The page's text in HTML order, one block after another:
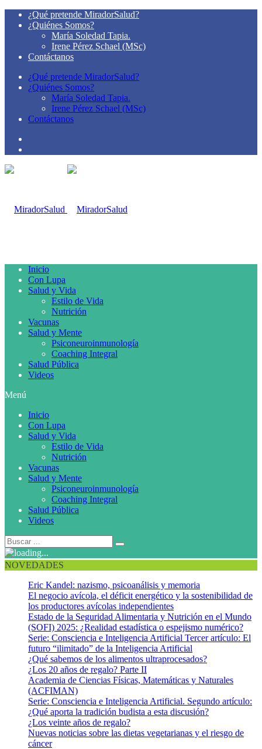
¿Qué pretende MiradorSalud?
¿Quiénes Somos?
María Soledad Tapia.
Irene Pérez Schael (MSc)
Contáctanos
¿Qué pretende MiradorSalud?
¿Quiénes Somos?
María Soledad Tapia.
Irene Pérez Schael (MSc)
Contáctanos
Inicio
Con Lupa
Salud y Vida
Estilo de Vida
Nutrición
Vacunas
Salud y Mente
Psiconeuroinmunología
Coaching Integral
Salud Pública
Videos
Menú
Inicio
Con Lupa
Salud y Vida
Estilo de Vida
Nutrición
Vacunas
Salud y Mente
Psiconeuroinmunología
Coaching Integral
Salud Pública
Videos
NOVEDADES
Eric Kandel: nazismo, psicoanálisis y memoria
El negocio avícola, el déficit energético y la sostenibilidad de
los productores avícolas independientes
Estado de la Seguridad Alimentaria y Nutrición en el Mundo
(SOFI) 2025: ¿Realidad estadística o espejismo numérico?
Serie: Consciencia e Inteligencia Artificial Tercer artículo: El
futuro “ilimitado” de la Inteligencia Artificial
¿Qué sabemos de los alimentos ultraprocesados?
¿Los 20 años de regalo? Parte II
Academia de Ciencias Físicas, Matemáticas y Naturales
(ACFIMAN)
Serie: Consciencia e Inteligencia Artificial. Segundo artículo:
¿Qué aporta la tradición budista a esta discusión?
¿Los veinte años de regalo?
Nuevas noticias sobre las dietas vegetarianas y el riesgo de
cáncer